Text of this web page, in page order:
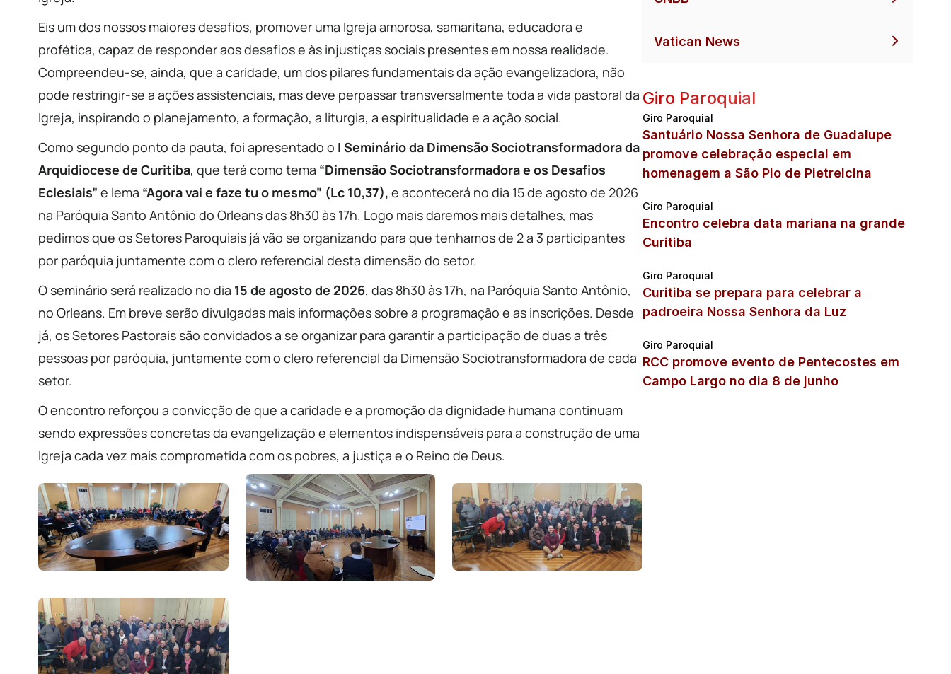
Eis um dos nossos maiores desafios, promover uma Igreja amorosa, samaritana, educadora e
profética, capaz de responder aos desafios e às injustiças sociais presentes em nossa realidade.
Compreendeu-se, ainda, que a caridade, um dos pilares fundamentais da ação evangelizadora, não
pode restringir-se a ações assistenciais, mas deve perpassar transversalmente toda a vida pastoral da
Igreja, inspirando o planejamento, a formação, a liturgia, a espiritualidade e a ação social.
Como segundo ponto da pauta, foi apresentado o I Seminário da Dimensão Sociotransformadora da
Arquidiocese de Curitiba, que terá como tema “Dimensão Sociotransformadora e os Desafios
Eclesiais” e lema “Agora vai e faze tu o mesmo” (Lc 10,37), e acontecerá no dia 15 de agosto de 2026
na Paróquia Santo Antônio do Orleans das 8h30 às 17h. Logo mais daremos mais detalhes, mas
pedimos que os Setores Paroquiais já vão se organizando para que tenhamos de 2 a 3 participantes
por paróquia juntamente com o clero referencial desta dimensão do setor.
O seminário será realizado no dia 15 de agosto de 2026, das 8h30 às 17h, na Paróquia Santo Antônio,
no Orleans. Em breve serão divulgadas mais informações sobre a programação e as inscrições. Desde
já, os Setores Pastorais são convidados a se organizar para garantir a participação de duas a três
pessoas por paróquia, juntamente com o clero referencial da Dimensão Sociotransformadora de cada
setor.
O encontro reforçou a convicção de que a caridade e a promoção da dignidade humana continuam
sendo expressões concretas da evangelização e elementos indispensáveis para a construção de uma
Igreja cada vez mais comprometida com os pobres, a justiça e o Reino de Deus.
Vatican News
Giro Paroquial
Giro Paroquial
Santuário Nossa Senhora de Guadalupe
promove celebração especial em
homenagem a São Pio de Pietrelcina
Giro Paroquial
Encontro celebra data mariana na grande
Curitiba
Giro Paroquial
Curitiba se prepara para celebrar a
padroeira Nossa Senhora da Luz
Giro Paroquial
RCC promove evento de Pentecostes em
Campo Largo no dia 8 de junho